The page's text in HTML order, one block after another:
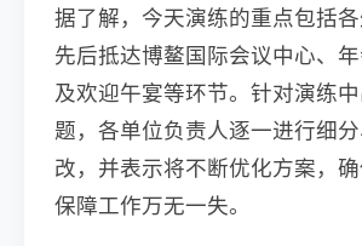
据了解，今天演练的重点包括
先后抵达博鳌国际会议中心、
及欢迎午宴等环节。针对演练
题，各单位负责人逐一进行细
改，并表示将不断优化方案，
保障工作万无一失。